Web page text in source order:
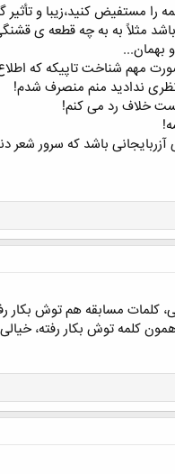
مستفیض کنید،زیبا و تأثیر
مثلاً به به چه قطعه ی
بهمان...
مهم شناخت تاپیکه که
ندادید منم منصرف شدم!
خلاف رد می کنم!
باشد که سرور شعر
کلمات مسابقه هم توش بکار
کلمه توش بکار رفته،